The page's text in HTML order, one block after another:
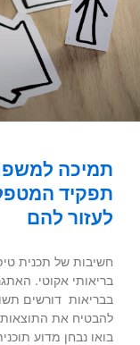
תמיכה
תפקיד
לעזור להם
חשיבות של תכנית
בריאותי אקוטי.
בבריאות דורשים
להבטיח את התוצאות
בואו נבחן מדוע